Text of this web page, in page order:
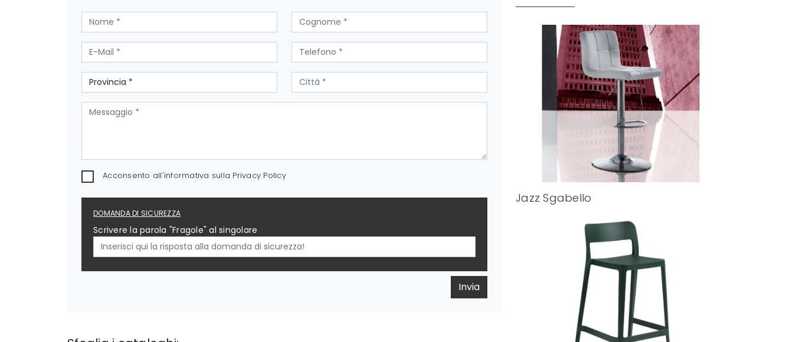
Acconsento all'informativa sulla Privacy Policy
DOMANDA DI SICUREZZA
Scrivere la parola "Fragole" al singolare
Invia
Jazz Sgabello